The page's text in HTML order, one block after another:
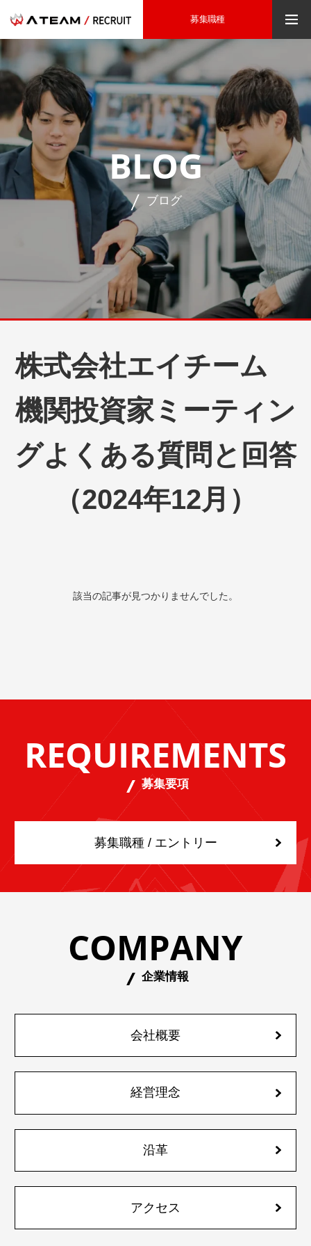
募集職種
BLOG
ブログ
株式会社エイチーム
機関投資家ミーティン
グよくある質問と回答
（2024年12月）
該当の記事が見つかりませんでした。
REQUIREMENTS
募集要項
募集職種 / エントリー
COMPANY
企業情報
会社概要
経営理念
沿革
アクセス